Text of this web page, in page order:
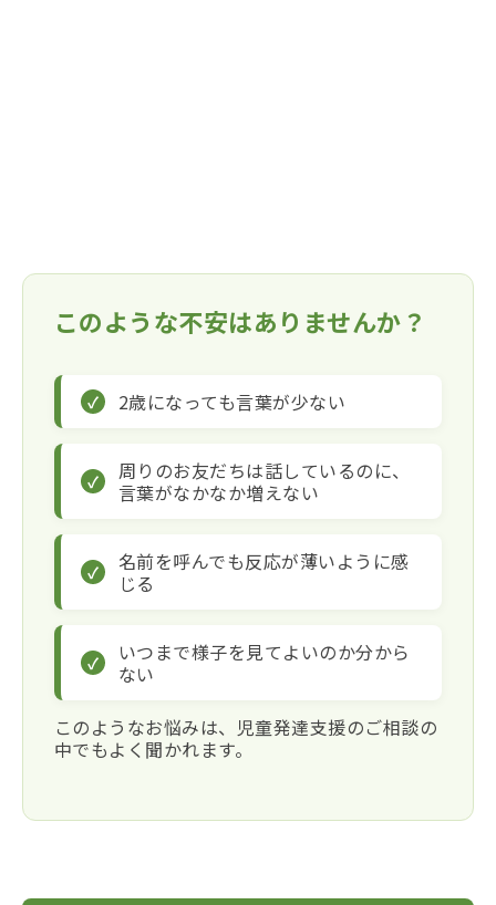
このような不安はありませんか？
2歳になっても言葉が少ない
周りのお友だちは話しているのに、
言葉がなかなか増えない
名前を呼んでも反応が薄いように感
じる
いつまで様子を見てよいのか分から
ない
このようなお悩みは、児童発達支援のご相談の
中でもよく聞かれます。